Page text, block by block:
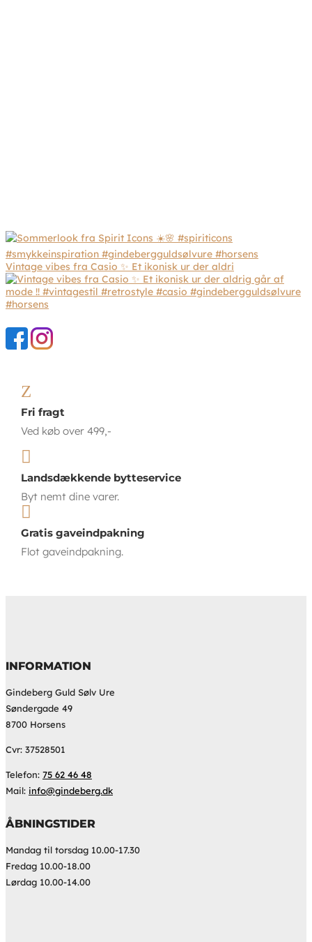
Vintage vibes fra Casio ✨ Et ikonisk ur der aldri
Z
Fri fragt
Ved køb over 499,-

Landsdækkende bytteservice
Byt nemt dine varer.

Gratis gaveindpakning
Flot gaveindpakning.
INFORMATION
Gindeberg Guld Sølv Ure
Søndergade 49
8700 Horsens
Cvr: 37528501
Telefon: 75 62 46 48
Mail: info@gindeberg.dk
ÅBNINGSTIDER
Mandag til torsdag 10.00-17.30
Fredag 10.00-18.00
Lørdag 10.00-14.00